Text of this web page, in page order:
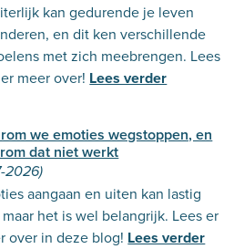
kan gedurende je leven
en dit ken verschillende
met zich meebrengen. Lees
meer over! Lees verder
we emoties wegstoppen, en
dat niet werkt
2026)
aangaan en uiten kan lastig
het is wel belangrijk. Lees er
over in deze blog! Lees verder